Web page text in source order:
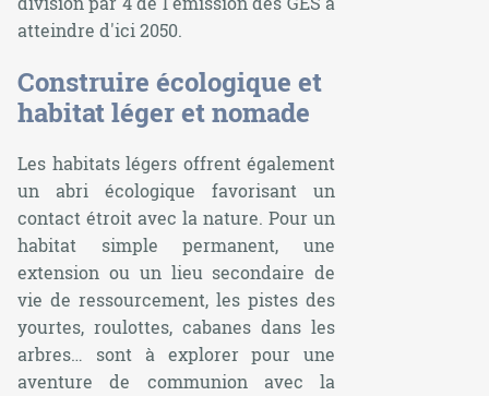
atteindre d'ici 2050.
Construire écologique et
habitat léger et nomade
Les habitats légers offrent également
un abri écologique favorisant un
contact étroit avec la nature. Pour un
habitat simple permanent, une
extension ou un lieu secondaire de
vie de ressourcement, les pistes des
yourtes, roulottes, cabanes dans les
arbres… sont à explorer pour une
aventure de communion avec la